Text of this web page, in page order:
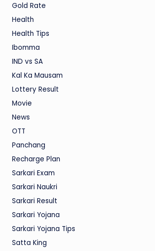
Gold Rate
Health
Health Tips
Ibomma
IND vs SA
Kal Ka Mausam
Lottery Result
Movie
News
OTT
Panchang
Recharge Plan
Sarkari Exam
Sarkari Naukri
Sarkari Result
Sarkari Yojana
Sarkari Yojana Tips
Satta King